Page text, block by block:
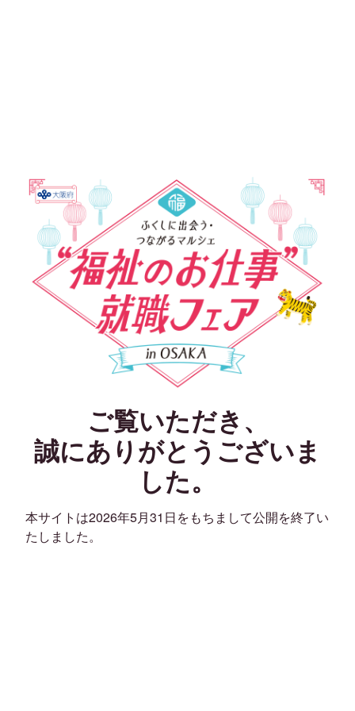
ご覧いただき、
誠にありがとうございま
した。
本サイトは2026年5月31日をもちまして公開を終了い
たしました。